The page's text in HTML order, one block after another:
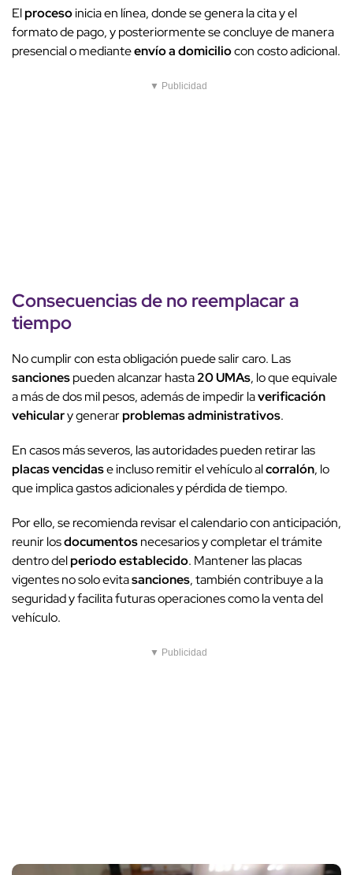
Elprocesoinicia en línea, donde se genera la cita y el
formato de pago, y posteriormente se concluye de manera
presencial o medianteenvío a domiciliocon costo adicional.
▼ Publicidad
Consecuenciasdeno reemplacara
tiempo
No cumplir con esta obligación puede salir caro. Las
sancionespueden alcanzar hasta20 UMAs, lo que equivale
a más de dos mil pesos, además de impedir laverificación
vehiculary generarproblemas administrativos.
En casos más severos, las autoridades pueden retirar las
placas vencidase incluso remitir el vehículo alcorralón, lo
que implica gastos adicionales y pérdida de tiempo.
Por ello, se recomienda revisar el calendario con anticipación,
reunir losdocumentosnecesarios y completar el trámite
dentro delperiodo establecido. Mantener las placas
vigentes no solo evitasanciones, también contribuye a la
seguridad y facilita futuras operaciones como la venta del
vehículo.
▼ Publicidad